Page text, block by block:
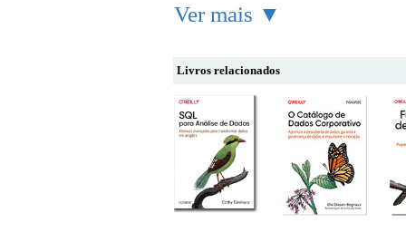
Ver mais ▼
Livros relacionados